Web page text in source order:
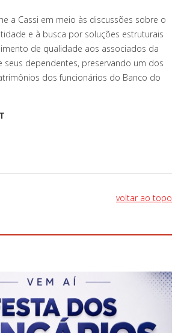
a Cassi em meio às discussões sobre o
e à busca por soluções estruturais
de qualidade aos associados da
seus dependentes, preservando um dos
dos funcionários do Banco do
voltar ao topo